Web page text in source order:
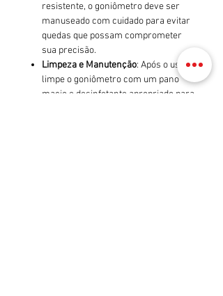
resistente, o goniômetro deve ser
manuseado com cuidado para evitar
quedas que possam comprometer
sua precisão.
Limpeza e Manutenção: Após o uso,
limpe o goniômetro com um pano
macio e desinfetante apropriado para